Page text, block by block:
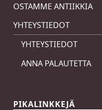
OSTAMME ANTIIKKIA
YHTEYSTIEDOT
YHTEYSTIEDOT
ANNA PALAUTETTA
PIKALINKKEJÄ